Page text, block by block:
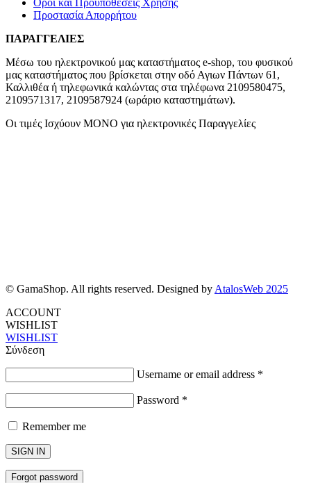
Προστασία Απορρήτου
ΠΑΡΑΓΓΕΛΙΕΣ
Μέσω του ηλεκτρονικού μας καταστήματος e-shop, του φυσικού
μας καταστήματος που βρίσκεται στην οδό Αγιων Πάντων 61,
Καλλιθέα ή τηλεφωνικά καλώντας στα τηλέφωνα 2109580475,
2109571317, 2109587924 (ωράριο καταστημάτων).
Οι τιμές Ισχύουν ΜΟΝΟ για ηλεκτρονικές Παραγγελίες
© GamaShop. All rights reserved. Designed by AtalosWeb 2025
ACCOUNT
WISHLIST
WISHLIST
Σύνδεση
Username or email address *
Password *
Remember me
SIGN IN
Forgot password